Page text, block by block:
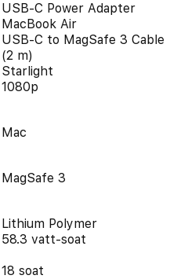
USB-C Power Adapter
MacBook Air
USB-C to MagSafe 3 Cable
(2 m)
Starlight
1080p
Mac
MagSafe 3
Lithium Polymer
58.3 vatt-soat
18 soat